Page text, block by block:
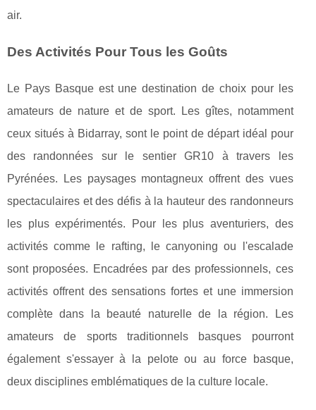
air.
Des Activités Pour Tous les Goûts
Le Pays Basque est une destination de choix pour les
amateurs de nature et de sport. Les gîtes, notamment
ceux situés à Bidarray, sont le point de départ idéal pour
des randonnées sur le sentier GR10 à travers les
Pyrénées. Les paysages montagneux offrent des vues
spectaculaires et des défis à la hauteur des randonneurs
les plus expérimentés. Pour les plus aventuriers, des
activités comme le rafting, le canyoning ou l'escalade
sont proposées. Encadrées par des professionnels, ces
activités offrent des sensations fortes et une immersion
complète dans la beauté naturelle de la région. Les
amateurs de sports traditionnels basques pourront
également s'essayer à la pelote ou au force basque,
deux disciplines emblématiques de la culture locale.